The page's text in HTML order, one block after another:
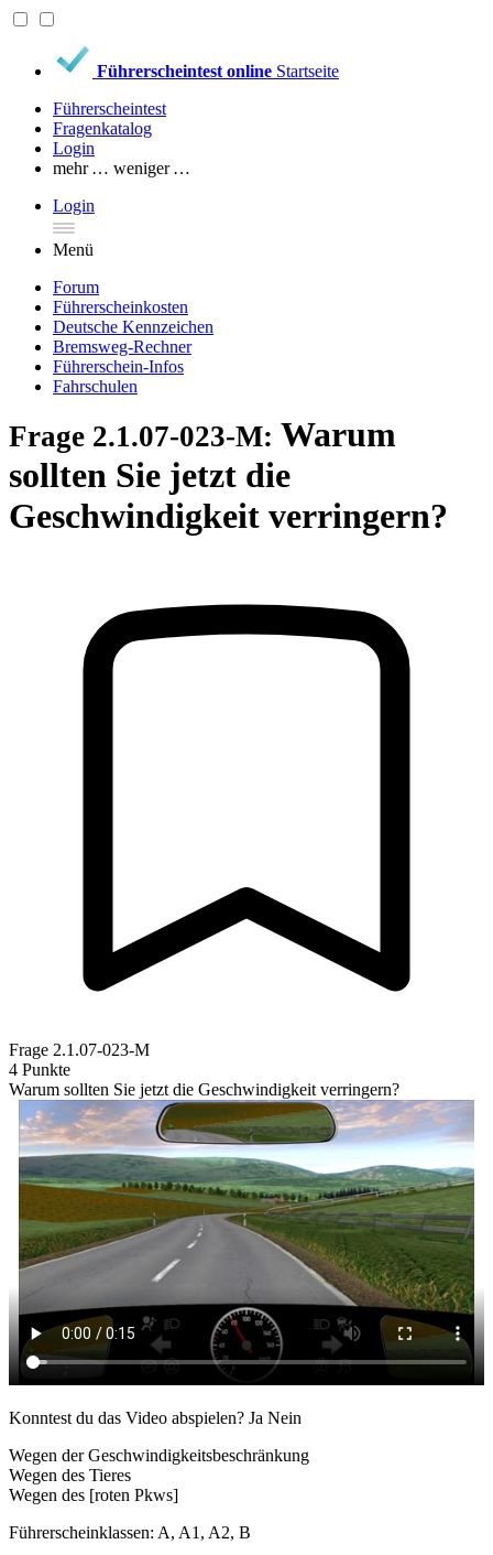
Führerscheintest online Startseite
Führerscheintest
Fragenkatalog
Login
mehr … weniger …
Login
Menü
Forum
Führerscheinkosten
Deutsche Kennzeichen
Bremsweg-Rechner
Führerschein-Infos
Fahrschulen
Frage 2.1.07-023-M: Warum
sollten Sie jetzt die
Geschwindigkeit verringern?
Frage 2.1.07-023-M
4 Punkte
Warum sollten Sie jetzt die Geschwindigkeit verringern?
Konntest du das Video abspielen? Ja Nein
Wegen der Geschwindigkeitsbeschränkung
Wegen des Tieres
Wegen des [roten Pkws]
Führerscheinklassen: A, A1, A2, B